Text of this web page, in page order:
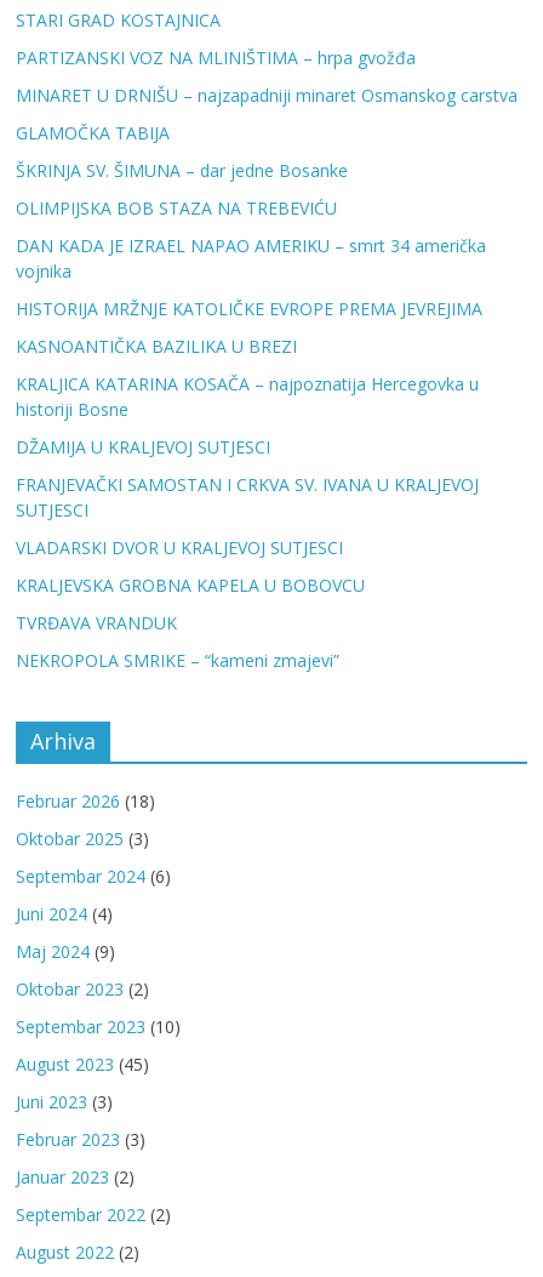
STARI GRAD KOSTAJNICA
PARTIZANSKI VOZ NA MLINIŠTIMA – hrpa gvožđa
MINARET U DRNIŠU – najzapadniji minaret Osmanskog carstva
GLAMOČKA TABIJA
ŠKRINJA SV. ŠIMUNA – dar jedne Bosanke
OLIMPIJSKA BOB STAZA NA TREBEVIĆU
DAN KADA JE IZRAEL NAPAO AMERIKU – smrt 34 američka
vojnika
HISTORIJA MRŽNJE KATOLIČKE EVROPE PREMA JEVREJIMA
KASNOANTIČKA BAZILIKA U BREZI
KRALJICA KATARINA KOSAČA – najpoznatija Hercegovka u
historiji Bosne
DŽAMIJA U KRALJEVOJ SUTJESCI
FRANJEVAČKI SAMOSTAN I CRKVA SV. IVANA U KRALJEVOJ
SUTJESCI
VLADARSKI DVOR U KRALJEVOJ SUTJESCI
KRALJEVSKA GROBNA KAPELA U BOBOVCU
TVRĐAVA VRANDUK
NEKROPOLA SMRIKE – “kameni zmajevi”
Arhiva
Februar 2026 (18)
Oktobar 2025 (3)
Septembar 2024 (6)
Juni 2024 (4)
Maj 2024 (9)
Oktobar 2023 (2)
Septembar 2023 (10)
August 2023 (45)
Juni 2023 (3)
Februar 2023 (3)
Januar 2023 (2)
Septembar 2022 (2)
August 2022 (2)